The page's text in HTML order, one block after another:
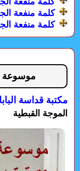
كلمة منفعة
كلمة منفعة
موسوعة
مكتبة قداسة
الموجة القبطية